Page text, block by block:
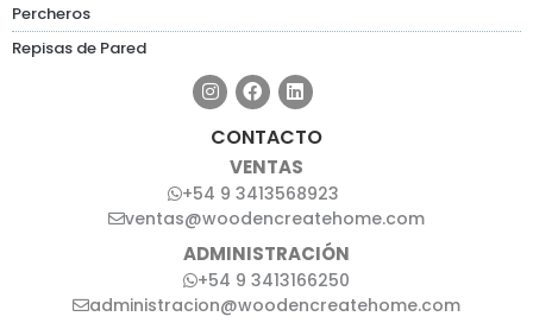
Percheros
Repisas de Pared
CONTACTO
VENTAS
+54 9 3413568923
ventas@woodencreatehome.com
ADMINISTRACIÓN
+54 9 3413166250
administracion@woodencreatehome.com